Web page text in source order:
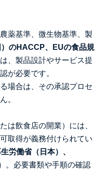
薬基準、微生物基準、製
のHACCP、EUの食品規
、製品設計やサービス提
が必要です。
場合は、その承認プロセ
。
は飲食店の開業）には、
取得が義務付けられてい
労働省（日本）、
。必要書類や手順の確認